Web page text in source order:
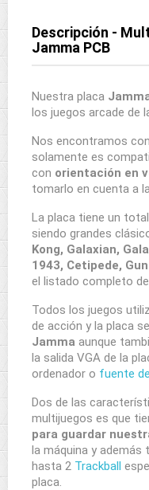
Descripción -
Jamma PCB
Nuestra placa
los juegos arcade de
Nos encontramos
solamente es
con orientación en
tomarlo en cuenta a
La placa tiene un
siendo grandes
Kong, Galaxian,
1943, Cetipede,
el listado completo
Todos los juegos
de acción y la placa
Jamma aunque
la salida VGA de la
ordenador o fuente
Dos de las
multijuegos es que
para guardar
la máquina y además
hasta 2 Trackball
placa.